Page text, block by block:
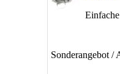
Sonderangebot /